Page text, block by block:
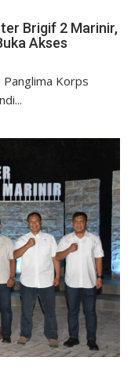
Brigif 2 Marinir,
Akses
Korps